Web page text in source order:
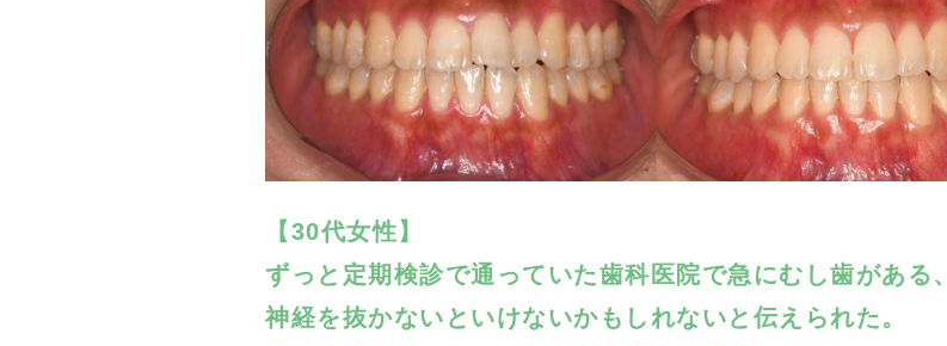
【30代女性】
ずっと定期検診で通っていた歯科医院で急にむし歯がある、
神経を抜かないといけないかもしれないと伝えられた。